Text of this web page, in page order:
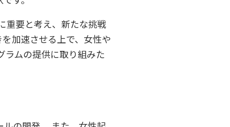
重要と考え、新たな挑戦
加速させる上で、女性や
ラムの提供に取り組みた